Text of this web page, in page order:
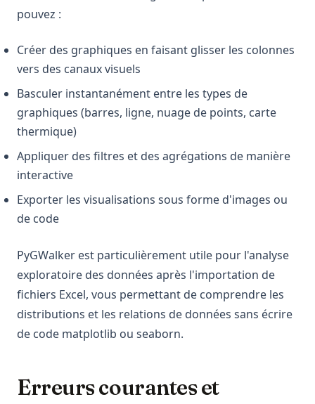
pouvez :
Créer des graphiques en faisant glisser les colonnes
vers des canaux visuels
Basculer instantanément entre les types de
graphiques (barres, ligne, nuage de points, carte
thermique)
Appliquer des filtres et des agrégations de manière
interactive
Exporter les visualisations sous forme d'images ou
de code
PyGWalker est particulièrement utile pour l'analyse
exploratoire des données après l'importation de
fichiers Excel, vous permettant de comprendre les
distributions et les relations de données sans écrire
de code matplotlib ou seaborn.
Erreurs courantes et